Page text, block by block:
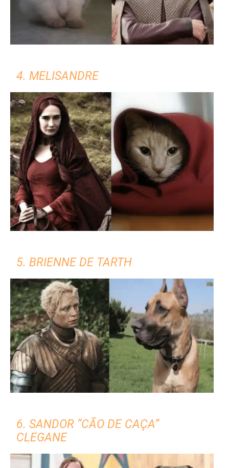
4. MELISANDRE
5. BRIENNE DE TARTH
6. SANDOR “CÃO DE CAÇA”
CLEGANE